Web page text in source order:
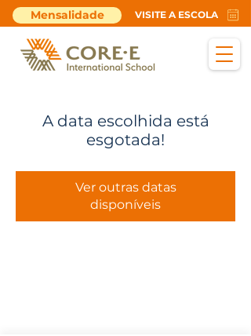
Mensalidade VISITE A ESCOLA
A data escolhida está
esgotada!
Ver outras datas
disponíveis